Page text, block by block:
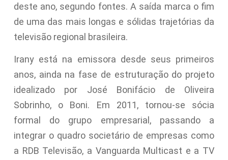
deste ano, segundo fontes. A saída marca o fim
de uma das mais longas e sólidas trajetórias da
televisão regional brasileira.
Irany está na emissora desde seus primeiros
anos, ainda na fase de estruturação do projeto
idealizado por José Bonifácio de Oliveira
Sobrinho, o Boni. Em 2011, tornou-se sócia
formal do grupo empresarial, passando a
integrar o quadro societário de empresas como
a RDB Televisão, a Vanguarda Multicast e a TV